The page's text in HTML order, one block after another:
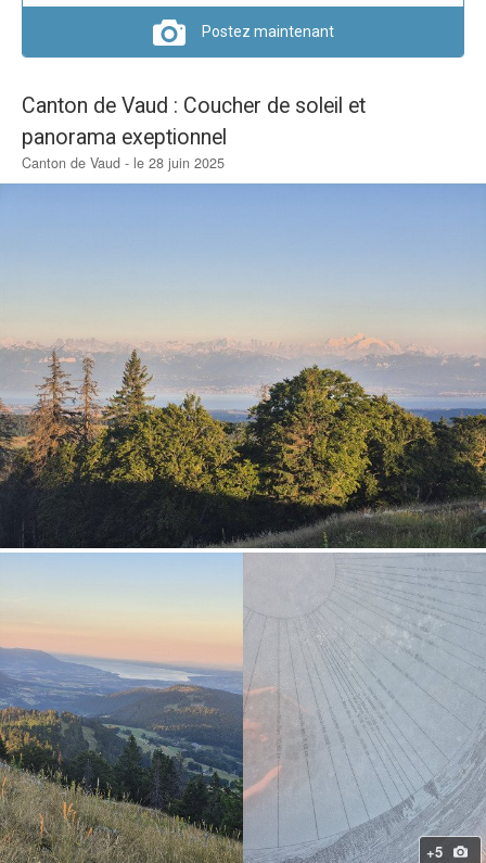
Forums
Membres
Postez maintenant
Canton de Vaud : Coucher de soleil et
panorama exeptionnel
Canton de Vaud - le 28 juin 2025
+5